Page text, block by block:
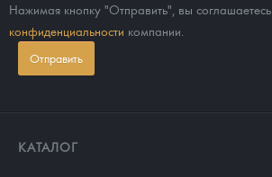
Нажимая кнопку "Отправить", вы соглашаетесь
конфиденциальности компании.
Отправить
КАТАЛОГ